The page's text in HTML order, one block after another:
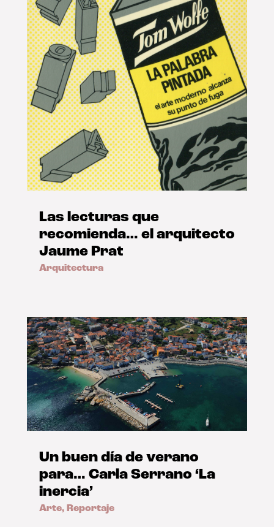
Las lecturas que
recomienda… el arquitecto
Jaume Prat
Arquitectura
Un buen día de verano
para… Carla Serrano ‘La
inercia’
Arte, Reportaje